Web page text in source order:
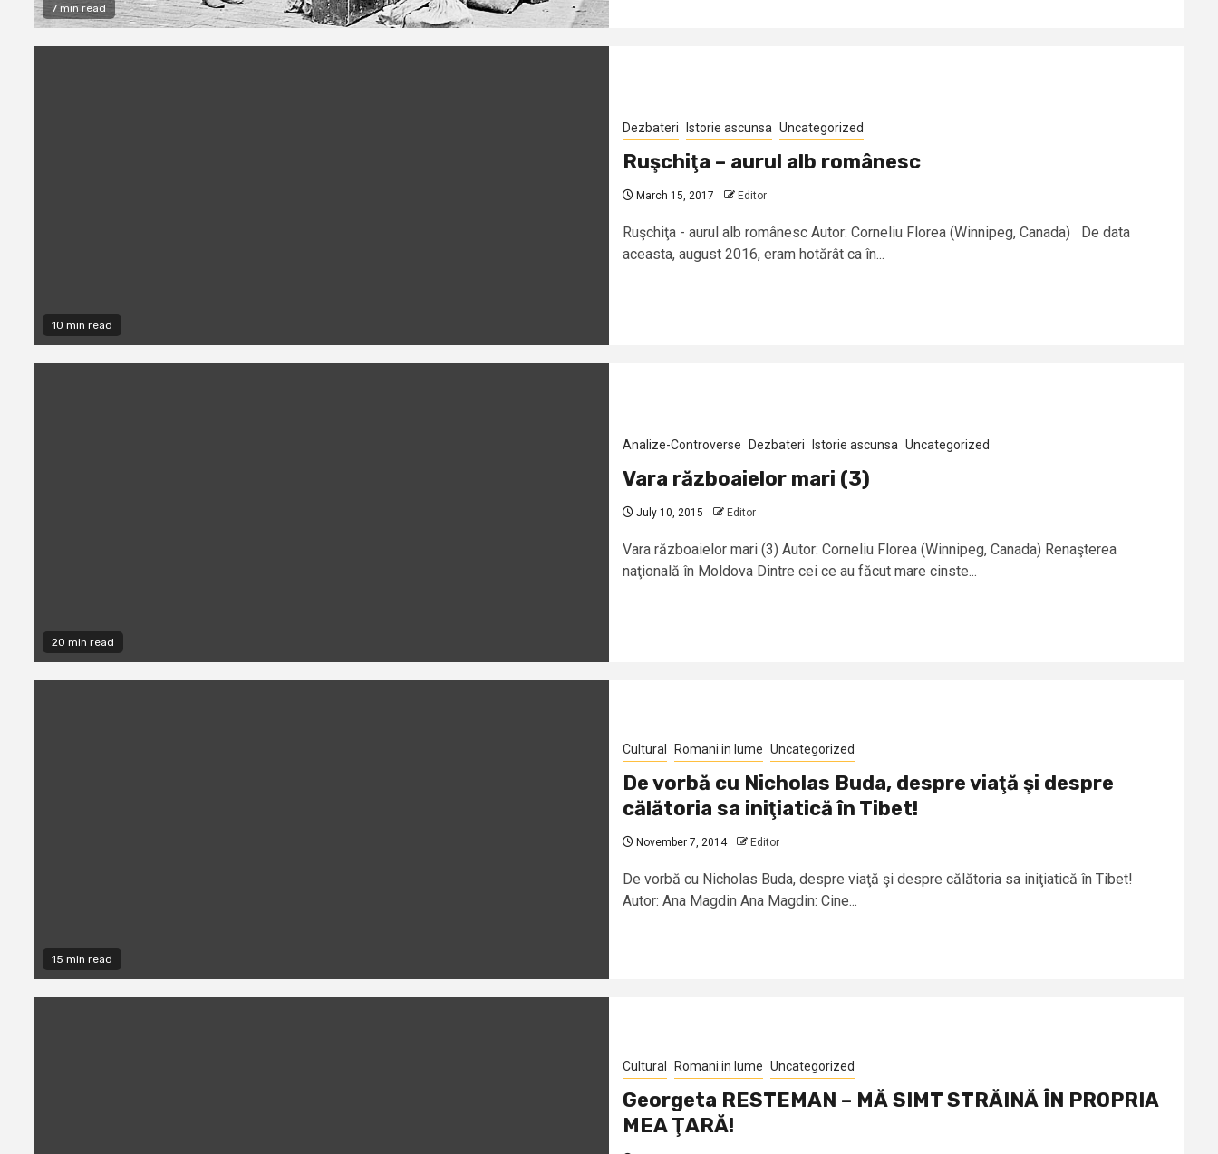
7 min read
10 min read
Dezbateri Istorie ascunsa Uncategorized
Ruşchiţa – aurul alb românesc
March 15, 2017 Editor
Ruşchiţa - aurul alb românesc Autor: Corneliu Florea (Winnipeg, Canada) De data
aceasta, august 2016, eram hotărât ca în...
20 min read
Analize-Controverse Dezbateri Istorie ascunsa Uncategorized
Vara războaielor mari (3)
July 10, 2015 Editor
Vara războaielor mari (3) Autor: Corneliu Florea (Winnipeg, Canada) Renaşterea
naţională în Moldova Dintre cei ce au făcut mare cinste...
15 min read
Cultural Romani in lume Uncategorized
De vorbă cu Nicholas Buda, despre viaţă şi despre
călătoria sa iniţiatică în Tibet!
November 7, 2014 Editor
De vorbă cu Nicholas Buda, despre viaţă şi despre călătoria sa iniţiatică în Tibet!
Autor: Ana Magdin Ana Magdin: Cine...
Cultural Romani in lume Uncategorized
Georgeta RESTEMAN – MĂ SIMT STRĂINĂ ÎN PROPRIA
MEA ŢARĂ!